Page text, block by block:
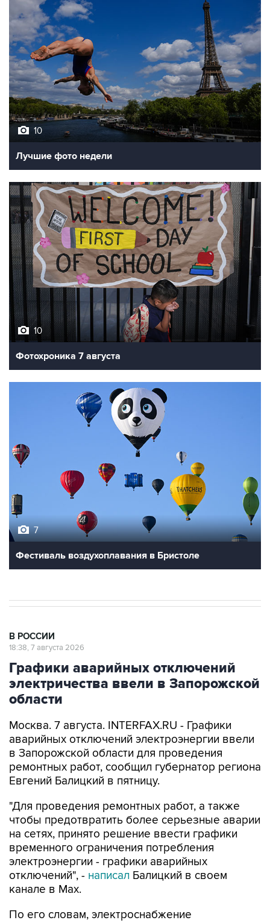
10
Лучшие фото недели
10
Фотохроника 7 августа
7
Фестиваль воздухоплавания в Бристоле
В РОССИИ
18:38, 7 августа 2026
Графики аварийных отключений
электричества ввели в Запорожской
области
Москва. 7 августа. INTERFAX.RU - Графики
аварийных отключений электроэнергии ввели
в Запорожской области для проведения
ремонтных работ, сообщил губернатор региона
Евгений Балицкий в пятницу.
"Для проведения ремонтных работ, а также
чтобы предотвратить более серьезные аварии
на сетях, принято решение ввести графики
временного ограничения потребления
электроэнергии - графики аварийных
отключений", - написал Балицкий в своем
канале в Max.
По его словам, электроснабжение